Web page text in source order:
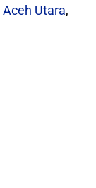
Aceh Utara,